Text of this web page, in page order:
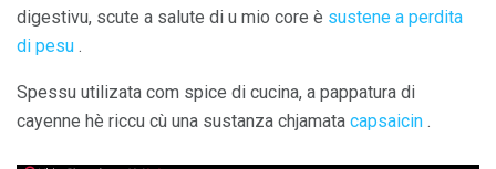
digestivu, scute a salute di u mio core è sustene a perdita
di pesu .
Spessu utilizata com spice di cucina, a pappatura di
cayenne hè riccu cù una sustanza chjamata capsaicin .